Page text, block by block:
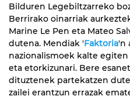
Bilduren Legebiltzarreko
Berrirako oinarriak
Marine Le Pen eta Mateo
dutena. Mendiak 'Faktoria'n
nazionalismoek kalte
eta etorkizunari. Bere
dituztenek partekatzen
zailei erantzun errazak